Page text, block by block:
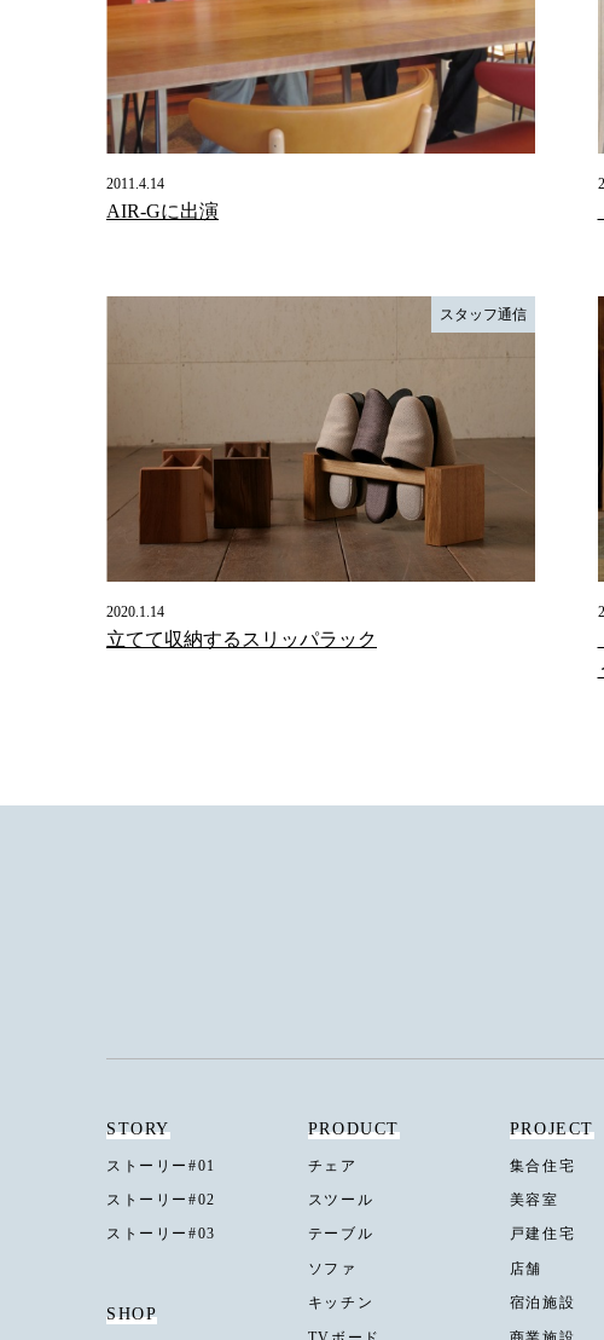
2011.4.14
AIR-Gに出演
スタッフ通信
2020.1.14
立てて収納するスリッパラック
STORY
ストーリー#01
ストーリー#02
ストーリー#03
SHOP
PRODUCT
チェア
スツール
テーブル
ソファ
キッチン
PROJECT
集合住宅
美容室
戸建住宅
店舗
宿泊施設